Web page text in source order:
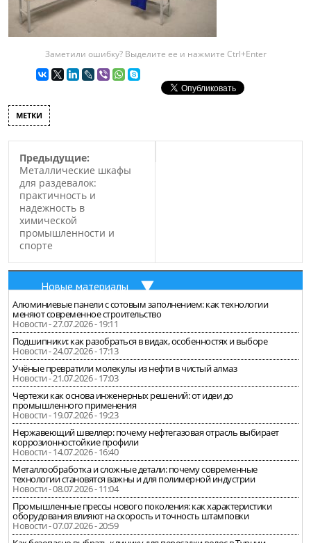
Заметили ошибку? Выделите ее и нажмите Ctrl+Enter
МЕТКИ
Предыдущие:
Металлические шкафы
для раздевалок:
практичность и
надежность в
химической
промышленности и
спорте
Новые материалы
Алюминиевые панели с сотовым заполнением: как технологии
меняют современное строительство
Новости - 27.07.2026 - 19:11
Подшипники: как разобраться в видах, особенностях и выборе
Новости - 24.07.2026 - 17:13
Учёные превратили молекулы из нефти в чистый алмаз
Новости - 21.07.2026 - 17:03
Чертежи как основа инженерных решений: от идеи до
промышленного применения
Новости - 19.07.2026 - 19:23
Нержавеющий швеллер: почему нефтегазовая отрасль выбирает
коррозионностойкие профили
Новости - 14.07.2026 - 16:40
Металлообработка и сложные детали: почему современные
технологии становятся важны и для полимерной индустрии
Новости - 08.07.2026 - 11:04
Промышленные прессы нового поколения: как характеристики
оборудования влияют на скорость и точность штамповки
Новости - 07.07.2026 - 20:59